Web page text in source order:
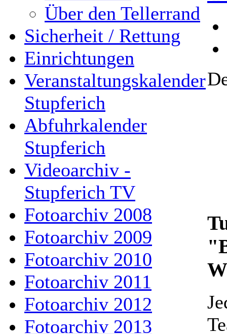
Über den Tellerrand
Sicherheit / Rettung
Einrichtungen
Veranstaltungskalender
Stupferich
Abfuhrkalender
Stupferich
Videoarchiv -
Stupferich TV
Fotoarchiv 2008
Fotoarchiv 2009
Fotoarchiv 2010
Fotoarchiv 2011
Fotoarchiv 2012
Fotoarchiv 2013